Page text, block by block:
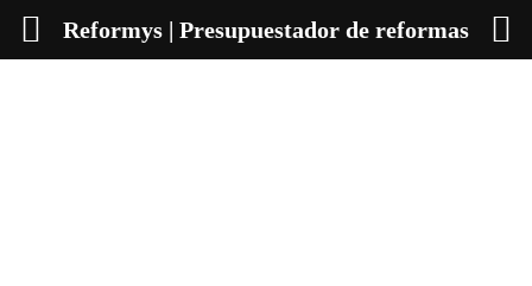
Reformys | Presupuestador de reformas